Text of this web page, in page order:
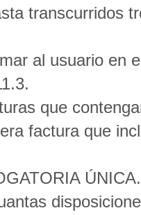
transcurridos
al usuario en
que
factura que